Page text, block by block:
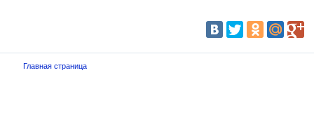
Главная страница